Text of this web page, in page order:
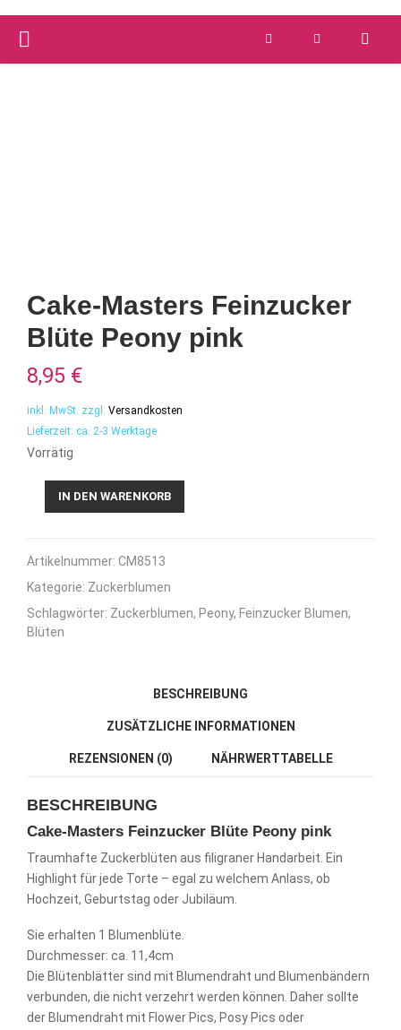
PRIMARY
Cake-Masters Feinzucker
Blüte Peony pink
8,95 €
inkl. MwSt. zzgl. Versandkosten
Lieferzeit: ca. 2-3 Werktage
Vorrätig
Peony
pink
IN DEN WARENKORB
Artikelnummer: CM8513
Kategorie: Zuckerblumen
Schlagwörter: Zuckerblumen, Peony, Feinzucker Blumen,
Blüten
BESCHREIBUNG
ZUSÄTZLICHE INFORMATIONEN
REZENSIONEN (0) NÄHRWERTTABELLE
BESCHREIBUNG
Cake-Masters Feinzucker Blüte Peony pink
Traumhafte Zuckerblüten aus filigraner Handarbeit. Ein
Highlight für jede Torte – egal zu welchem Anlass, ob
Hochzeit, Geburtstag oder Jubiläum.
Sie erhalten 1 Blumenblüte.
Durchmesser: ca. 11,4cm
Die Blütenblätter sind mit Blumendraht und Blumenbändern
verbunden, die nicht verzehrt werden können. Daher sollte
der Blumendraht mit Flower Pics, Posy Pics oder